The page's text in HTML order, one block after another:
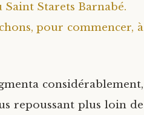
Starets Barnabé.
pour commencer, à
considérablement,
repoussant plus loin de